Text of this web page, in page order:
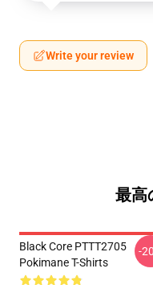
Write your review
最高
Black Core PTTT2705
Pokimane T-Shirts
-